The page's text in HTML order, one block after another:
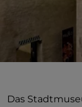
Das